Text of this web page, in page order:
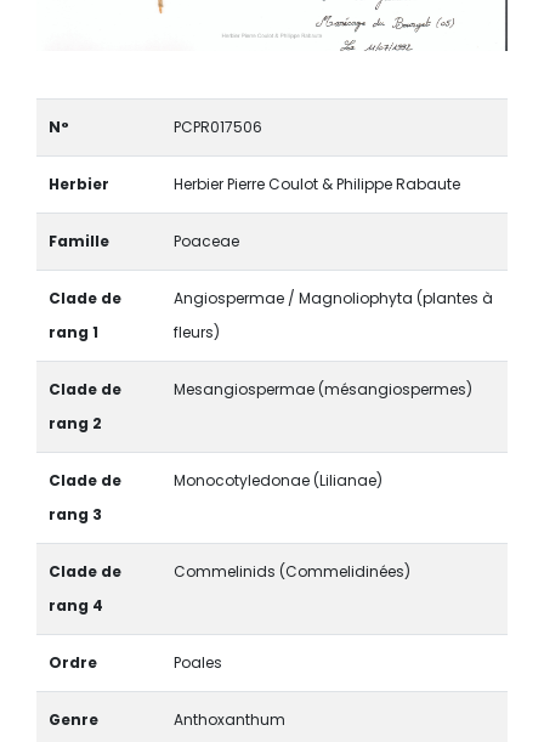
N° PCPR017506
Herbier Herbier Pierre Coulot & Philippe Rabaute
Famille Poaceae
Clade de
rang 1
Angiospermae / Magnoliophyta (plantes à
fleurs)
Clade de
rang 2
Mesangiospermae (mésangiospermes)
Clade de
rang 3
Monocotyledonae (Lilianae)
Clade de
rang 4
Commelinids (Commelidinées)
Ordre Poales
Genre Anthoxanthum